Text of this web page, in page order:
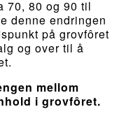
70, 80 og 90 til
denne endringen
på grovfôret
og over til å
mellom
i grovfôret.